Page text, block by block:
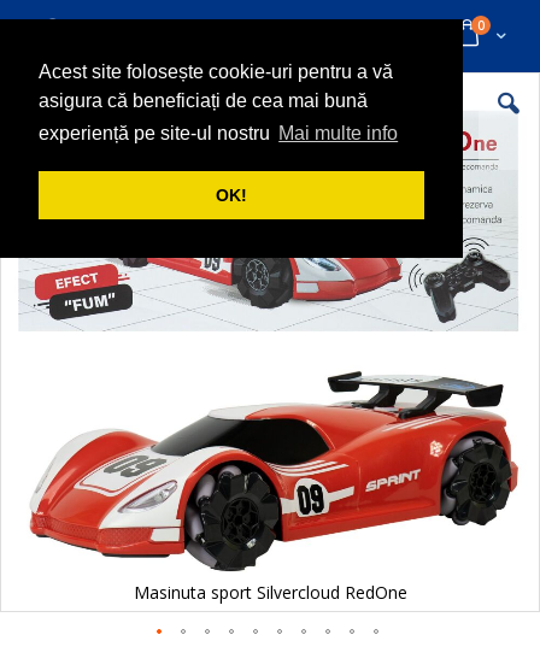
Acest site folosește cookie-uri pentru a vă
asigura că beneficiați de cea mai bună
experiență pe site-ul nostru Mai multe info
OK!
Cart
0articole
Masinuta sport Silvercloud RedOne